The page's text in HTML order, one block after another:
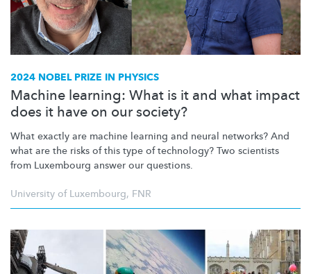
2024 NOBEL PRIZE IN PHYSICS
Machine learning: What is it and what impact
does it have on our society?
What exactly are machine learning and neural networks? And
what are the risks of this type of technology? Two scientists
from Luxembourg answer our questions.
University of Luxembourg, FNR